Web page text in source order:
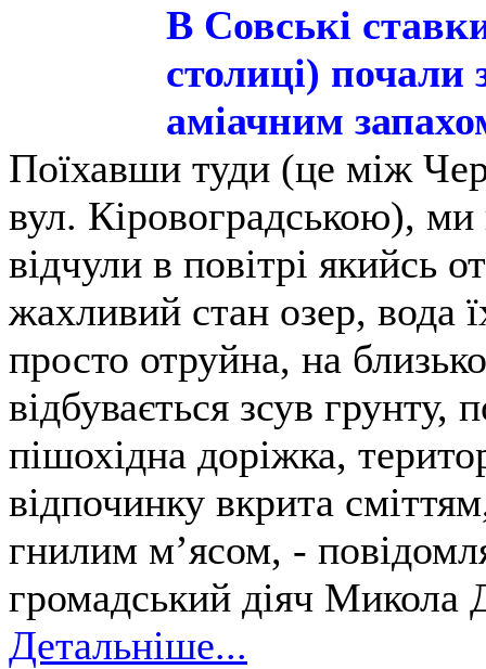
В Совські
столиці) почали
аміачним
Поїхавши туди (це між
вул. Кіровоградською), ми
відчули в повітрі якийсь
жахливий стан озер, вода
просто отруйна, на
відбувається зсув
пішохідна доріжка,
відпочинку вкрита
гнилим м’ясом, -
громадський діяч Микола
Детальніше...